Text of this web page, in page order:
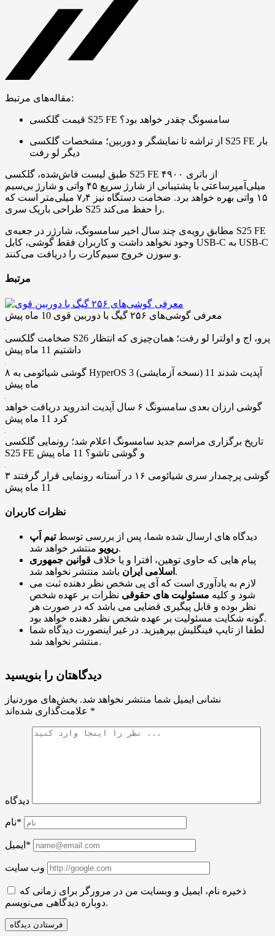
مقاله‌های مرتبط:
قیمت گلکسی S25 FE سامسونگ چقدر خواهد بود؟
از تراشه تا نمایشگر و دوربین؛ مشخصات گلکسی S25 FE بار
دیگر لو رفت
طبق لیست فاش‌شده، گلکسی S25 FE از باتری ۴۹۰۰
میلی‌آمپرساعتی با پشتیبانی از شارژ سریع ۴۵ واتی و شارژ بی‌سیم
۱۵ واتی بهره خواهد برد. ضخامت دستگاه نیز ۷٫۴ میلی‌متر است که
طراحی باریک سری S25 را حفظ می‌کند.
مطابق رویه‌ی چند سال اخیر سامسونگ، شارژر در جعبه‌ی S25 FE
وجود نخواهد داشت و کاربران فقط گوشی، کابل USB-C به USB-C
و سوزن خروج سیم‌کارت را دریافت می‌کنند.
مرتبط
معرفی گوشی‌های ۲۵۶ گیگ با دوربین قوی 10 ماه پیش
ضخامت گلکسی S26 پرو، اج و اولترا لو رفت؛ همان‌چیزی که انتظار
داشتیم 11 ماه پیش
۸ گوشی شیائومی به HyperOS 3 (نسخه آزمایشی) آپدیت شدند 11
ماه پیش
گوشی ارزان بعدی سامسونگ ۶ سال آپدیت اندروید دریافت خواهد
کرد 11 ماه پیش
تاریخ برگزاری مراسم جدید سامسونگ اعلام شد؛ رونمایی گلکسی
S25 FE و گوشی تاشو؟ 11 ماه پیش
۳ گوشی پرچمدار سری شیائومی ۱۶ در آستانه رونمایی قرار گرفتند
11 ماه پیش
نظرات کاربران
دیدگاه های ارسال شده شما، پس از بررسی توسطتیم اَپ
ریویومنتشر خواهد شد.
پیام هایی که حاوی توهین، افترا و یا خلاف قوانین جمهوری
اسلامی ایران باشد منتشر نخواهد شد.
لازم به یادآوری است که آی پی شخص نظر دهنده ثبت می
شود و کلیه مسئولیت های حقوقی نظرات بر عهده شخص
نظر بوده و قابل پیگیری قضایی می باشد که در صورت هر
گونه شکایت مسئولیت بر عهده شخص نظر دهنده خواهد بود.
لطفا از تایپ فینگلیش بپرهیزید. در غیر اینصورت دیدگاه شما
منتشر نخواهد شد.
دیدگاهتان را بنویسید
نشانی ایمیل شما منتشر نخواهد شد. بخش‌های موردنیاز
*
دیدگاه
نام*
ایمیل*
وب سایت
ذخیره نام، ایمیل و وبسایت من در مرورگر برای زمانی که
دوباره دیدگاهی می‌نویسم.